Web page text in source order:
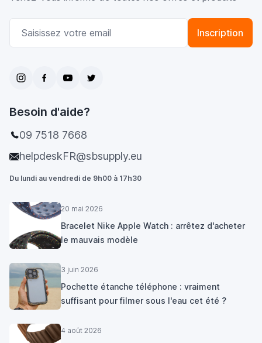
Adresse email
Inscription
Besoin d'aide?
09 7518 7668
helpdeskFR@sbsupply.eu
Du lundi au vendredi de 9h00 à 17h30
20 mai 2026
Bracelet Nike Apple Watch : arrêtez d'acheter
le mauvais modèle
3 juin 2026
Pochette étanche téléphone : vraiment
suffisant pour filmer sous l'eau cet été ?
4 août 2026